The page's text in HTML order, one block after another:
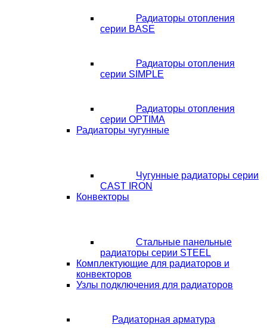
Радиаторы отопления
серии BASE
Радиаторы отопления
серии SIMPLE
Радиаторы отопления
серии OPTIMA
Радиаторы чугунные
Чугунные радиаторы серии
CAST IRON
Конвекторы
Стальные панельные
радиаторы серии STEEL
Комплектующие для радиаторов и
конвекторов
Узлы подключения для радиаторов
Радиаторная арматура